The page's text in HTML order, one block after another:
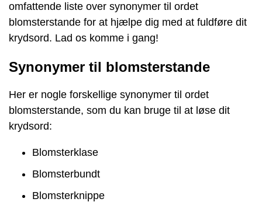
omfattende liste over synonymer til ordet
blomsterstande for at hjælpe dig med at fuldføre dit
krydsord. Lad os komme i gang!
Synonymer til blomsterstande
Her er nogle forskellige synonymer til ordet
blomsterstande, som du kan bruge til at løse dit
krydsord:
Blomsterklase
Blomsterbundt
Blomsterknippe